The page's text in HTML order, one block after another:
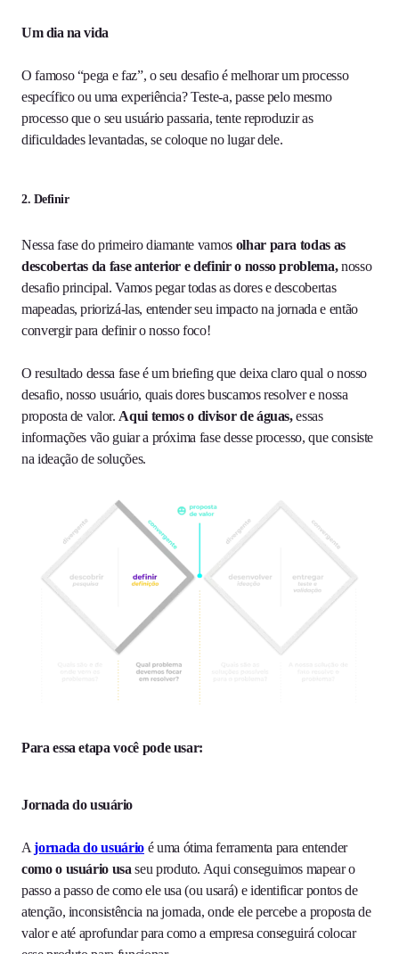
Um dia na vida
O famoso “pega e faz”, o seu desafio é melhorar um processo
específico ou uma experiência? Teste-a, passe pelo mesmo
processo que o seu usuário passaria, tente reproduzir as
dificuldades levantadas, se coloque no lugar dele.
2. Definir
Nessa fase do primeiro diamante vamos olhar para todas as
descobertas da fase anterior e definir o nosso problema,nosso
desafio principal. Vamos pegar todas as dores e descobertas
mapeadas, priorizá-las, entender seu impacto na jornada e então
convergir para definir o nosso foco!
O resultado dessa fase é um briefing que deixa claro qual o nosso
desafio, nosso usuário, quais dores buscamos resolver e nossa
proposta de valor. Aqui temos o divisor de águas,essas
informações vão guiar a próxima fase desse processo, que consiste
na ideação de soluções.
Para essa etapa você pode usar:
Jornada do usuário
Ajornada do usuárioé uma ótima ferramenta para entender
como o usuário usa seu produto. Aqui conseguimos mapear o
passo a passo de como ele usa (ou usará) e identificar pontos de
atenção, inconsistência na jornada, onde ele percebe a proposta de
valor e até aprofundar para como a empresa conseguirá colocar